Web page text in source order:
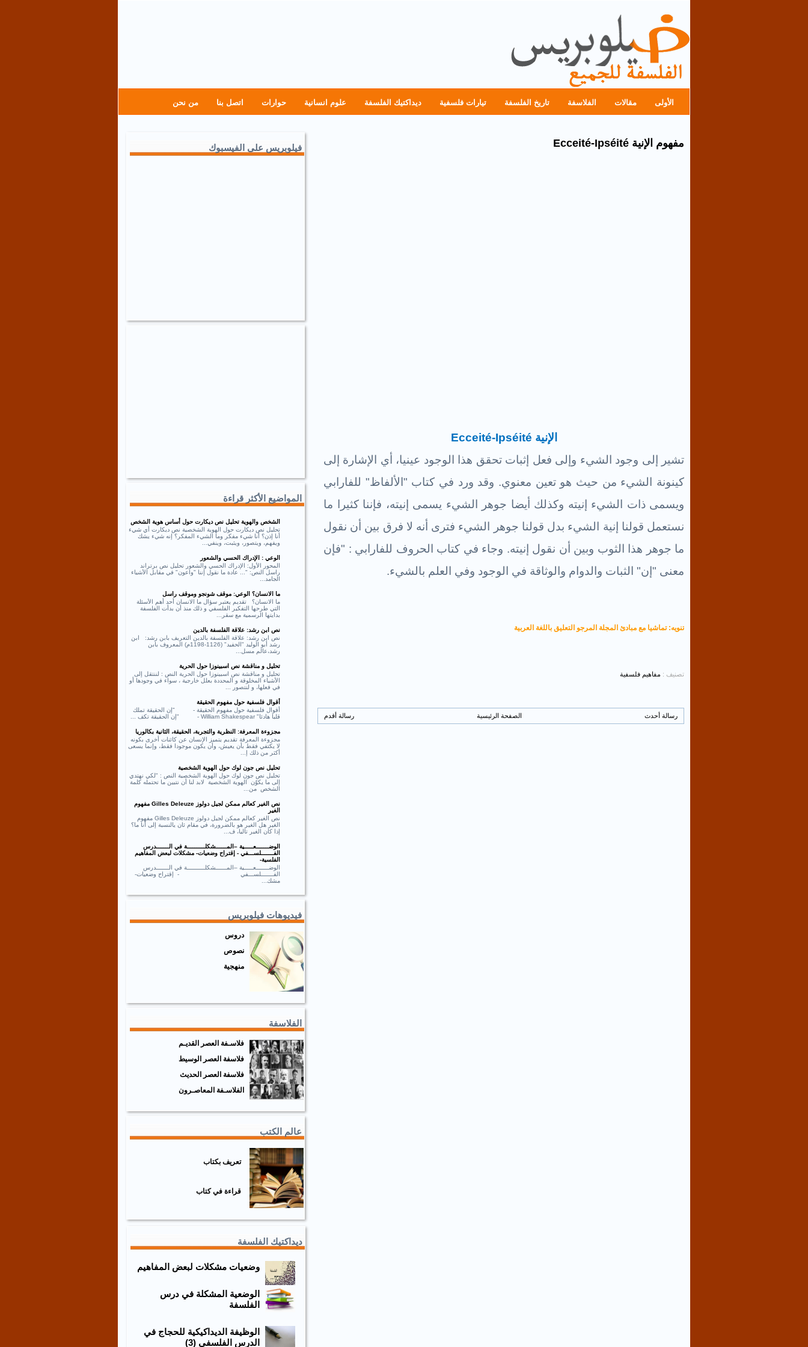
الأولى مقالات الفلاسفة تاريخ الفلسفة تيارات فلسفية ديداكتيك الفلسفة علوم انسانية حوارات اتصل بنا من نحن
مفهوم الإنية Ecceité-Ipséité
الإنية Ecceité-Ipséité
تشير إلى وجود الشيء وإلى فعل إثبات تحقق هذا الوجود عينيا، أي الإشارة إلى
كينونة الشيء من حيث هو تعين معنوي. وقد ورد في كتاب "الألفاظ" للفارابي
ويسمى ذات الشيء إنيته وكذلك أيضا جوهر الشيء يسمى إنيته، فإننا كثيرا ما
نستعمل قولنا إنية الشيء بدل قولنا جوهر الشيء فترى أنه لا فرق بين أن نقول
ما جوهر هذا الثوب وبين أن نقول إنيته. وجاء في كتاب الحروف للفارابي : "فإن
معنى "إن" الثبات والدوام والوثاقة في الوجود وفي العلم بالشيء.
تنويه: تماشيا مع مبادئ المجلة المرجو التعليق باللغة العربية
تصنيف : مفاهيم فلسفية
رسالة أحدث رسالة أقدم الصفحة الرئيسية
فيلوبريس على الفيسبوك
المواضيع الأكثر قراءة
الشخص والهوية تحليل نص ديكارت حول أساس هوية الشخص
تحليل نص ديكارت حول الهوية الشخصية نص ديكارت أي شيء
أنا إذن؟ أنا شيء مفكر وما الشيء المفكر؟ إنه شيء يشك
ويفهم، ويتصور، ويثبت، وينفي...
الوعي : الإدراك الحسي والشعور
المحور الأول: الإدراك الحسي والشعور تحليل نص برتراند
راسل النص: "... عادة ما نقول إننا "واعون" في مقابل الأشياء
الجامد...
ما الانسان؟ الوعي: موقف شونجو وموقف راسل
ما الانسان؟ تقديم يعتبر سؤال ما الانسان أحد أهم الأسئلة
التي طرحها التفكير الفلسفي و ذلك منذ أن بدأت الفلسفة
بدايتها الرسمية مع سقر...
نص ابن رشد: علاقة الفلسفة بالدين
نص ابن رشد: علاقة الفلسفة بالدين التعريف بابن رشد: ابن
رشد أبو الوليد "الحفيد" (1126-1198م) المعروف بابن
رشد،عالم مسل...
تحليل و مناقشة نص اسبينوزا حول الحرية
تحليل و مناقشة نص اسبينوزا حول الحرية النص : لننتقل إلى
الأشياء المخلوقة و المحددة بعلل خارجية ، سواء في وجودها أو
في فعلها، و لنتصور ...
أقوال فلسفية حول مفهوم الحقيقة
أقوال فلسفية حول مفهوم الحقيقة - "إن الحقيقة تملك
قلبا هادئا" William Shakespear - "إن الحقيقة تكف ...
مجزوءة المعرفة: النظرية والتجربة، الحقيقة، الثانية بكالوريا
مجزوءة المعرفة تقديم يتميز الإنسان عن كائنات أخرى بكونه
لا يكتفي فقط بأن يعيش، وأن يكون موجودا فقط، وإنما يسعى
أكثر من ذلك إ...
تحليل نص جون لوك حول الهوية الشخصية
تحليل نص جون لوك حول الهوية الشخصية النص : "لكي نهتدي
إلى ما يكوّن الهوية الشخصية لابد لنا أن نتبين ما تحتمله كلمة
الشخص من...
نص الغير كعالم ممكن لجيل دولوز Gilles Deleuze مفهوم
الغير
نص الغير كعالم ممكن لجيل دولوز Gilles Deleuze مفهوم
الغير هل الغير هو بالضرورة، في مقام ثان يالنسبة إلى أنا ما؟
إذا كان الغير تاليا، ف...
الوضـــــــعـــــية –المــــــشكلــــــــــة في الـــــــدرس
الفـــــــلســـفي - إقتراح وضعيات- مشكلات لبعض المفاهيم
الفلسية-
الوضـــــــعـــــية –المــــــشكلــــــــــة في الـــــــدرس
الفـــــــلســـفي - إقتراح وضعيات-
مشك...
فيديوهات فيلوبريس
دروس
نصوص
منهجية
الفلاسفة
فلاسـفة العصر القديـم
فلاسفة العصر الوسيط
فلاسفة العصر الحديث
الفلاسـفة المعاصـرون
عالم الكتب
تعريف بكتاب
قراءة في كتاب
ديداكتيك الفلسفة
وضعيات مشكلات لبعض المفاهيم
الوضعية المشكلة في درس
الفلسفة
الوظيفة الديداكيكية للحجاج في
الدرس الفلسفي (3)